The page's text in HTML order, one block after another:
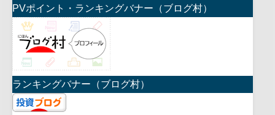
PVポイント・ランキングバナー（ブログ村）
ランキングバナー（ブログ村）